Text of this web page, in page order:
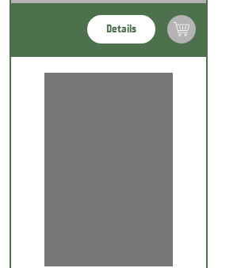
Details